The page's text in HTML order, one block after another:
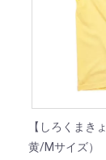
【しろくまき
黄/Mサイズ）